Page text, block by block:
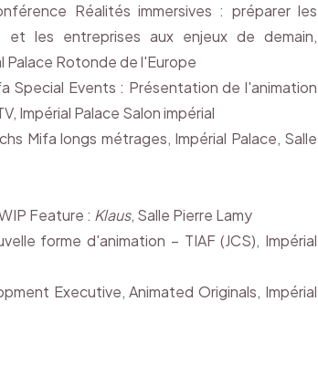
Réalités immersives : préparer les
et les entreprises aux enjeux de demain,
Palace Rotonde de l'Europe
Special Events : Présentation de l'animation
Impérial Palace Salon impérial
Mifa longs métrages, Impérial Palace, Salle
Feature : Klaus, Salle Pierre Lamy
forme d'animation – TIAF (JCS), Impérial
Executive, Animated Originals, Impérial